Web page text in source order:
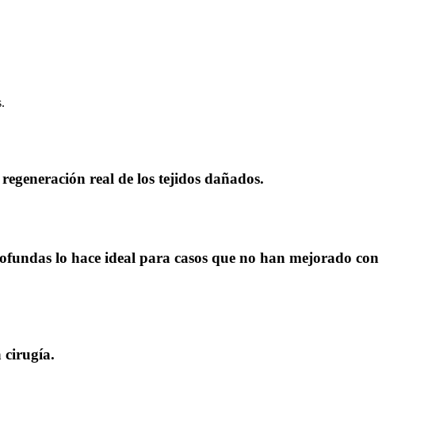
real de los tejidos dañados.
lo hace ideal para casos que no han mejorado con
cirugía.